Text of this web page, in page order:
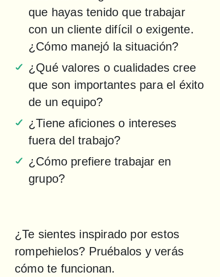
que hayas tenido que trabajar
con un cliente difícil o exigente.
¿Cómo manejó la situación?
¿Qué valores o cualidades cree
que son importantes para el éxito
de un equipo?
¿Tiene aficiones o intereses
fuera del trabajo?
¿Cómo prefiere trabajar en
grupo?
¿Te sientes inspirado por estos
rompehielos? Pruébalos y verás
cómo te funcionan.